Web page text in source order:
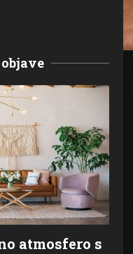
atmosfero s